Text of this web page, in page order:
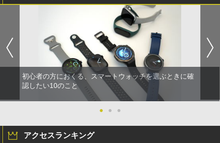
初心者の方におくる、スマートウォッチを選ぶときに確
認したい10のこと
● ● ●
アクセスランキング